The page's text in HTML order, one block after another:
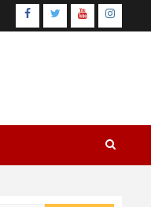
Facebook
TwitterYoutube